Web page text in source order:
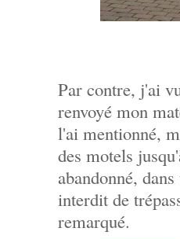
Par contre, j'ai
renvoyé mon
l'ai mentionné,
des motels
abandonné,
interdit de
remarqué.